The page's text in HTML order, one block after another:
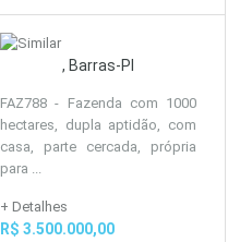
, Barras-PI
FAZ788 - Fazenda com 1000
hectares, dupla aptidão, com
casa, parte cercada, própria
para ...
+ Detalhes
R$ 3.500.000,00